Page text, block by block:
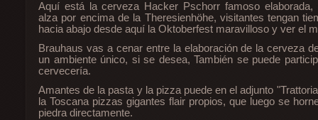
Aquí está la cerveza Hacker Pschorr famoso
alza por encima de la Theresienhöhe, visitantes tengan
hacia abajo desde aquí la Oktoberfest maravilloso y ver el
Brauhaus vas a cenar entre la elaboración de la cerveza
un ambiente único, si se desea, También se puede
cervecería.
Amantes de la pasta y la pizza puede en el adjunto
la Toscana pizzas gigantes flair propios, que luego se
piedra directamente.